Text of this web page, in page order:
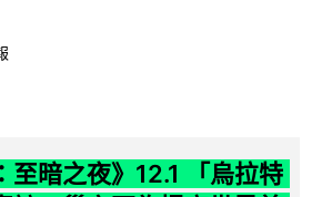
至暗之夜》12.1 「烏拉特